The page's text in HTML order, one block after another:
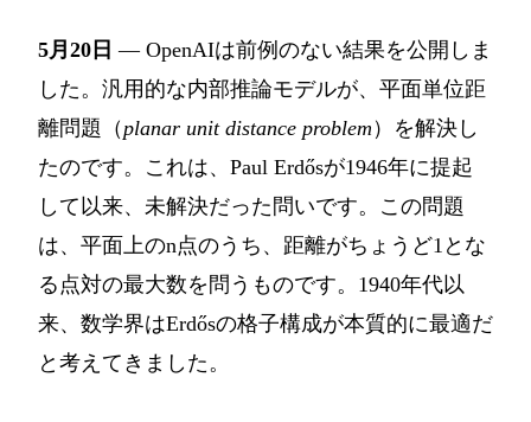
5月20日 — OpenAIは前例のない結果を公開しま
した。汎用的な内部推論モデルが、平面単位距
離問題（planar unit distance problem ）を解決し
たのです。これは、Paul Erdősが1946年に提起
して以来、未解決だった問いです。この問題
は、平面上のn点のうち、距離がちょうど1とな
る点対の最大数を問うものです。1940年代以
来、数学界はErdősの格子構成が本質的に最適だ
と考えてきました。